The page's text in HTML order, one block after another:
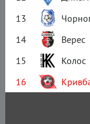
13
14
Верес
15
Колос
16